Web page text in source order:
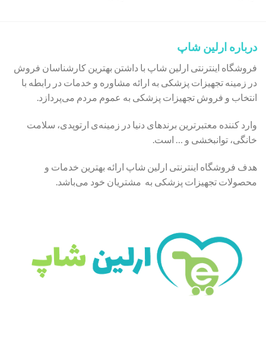
درباره ارلین شاپ
فروشگاه اینترنتی ارلین شاپ با داشتن بهترین کارشناسان فروش
در زمینه تجهیزات پزشکی به ارائه مشاوره و خدمات در رابطه با
انتخاب و فروش تجهیزات پزشکی به عموم مردم می‌پردازد.
وارد کننده معتبرترین برندهای دنیا در زمینه‌ی ارتوپدی، سلامت
خانگی، توانبخشی و … است.
هدف فروشگاه اینترنتی ارلین شاپ ارائه بهترین خدمات و
محصولات تجهیزات پزشکی به مشتریان خود می‌باشد.